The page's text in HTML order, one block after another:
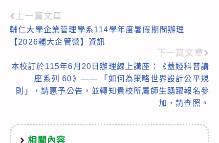
Read
more
上一篇文章
輔仁大學企業管理學系114學年度暑假期間辦理
【2026輔大企管營】資訊
下一篇文章
本校訂於115年6月20日辦理線上講座：《蓋婭科普講
座系列 60》—— 「如何為策略世界設計公平規
則」，請惠予公告，並轉知貴校所屬師生踴躍報名參
加，請查照。
相關內容